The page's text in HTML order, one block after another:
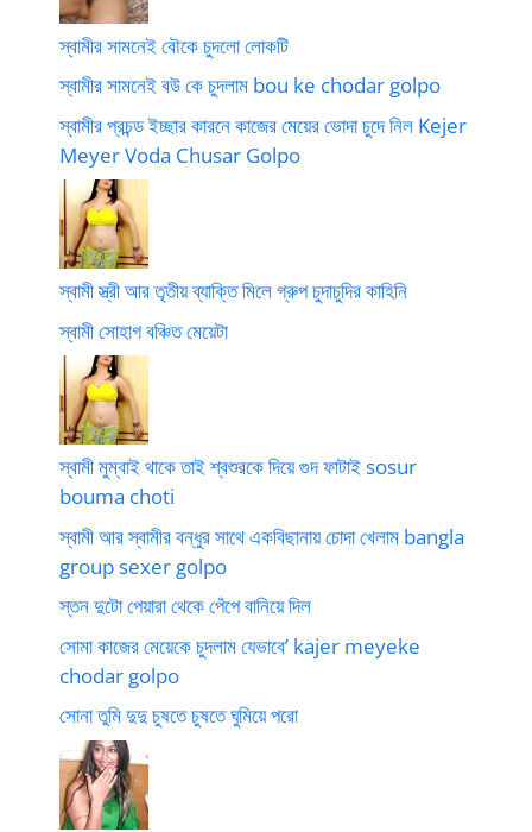
স্বামীর সামনেই বৌকে চুদলো লোকটি
স্বামীর সামনেই বউ কে চুদলাম bou ke chodar golpo
স্বামীর প্রচন্ড ইচ্ছার কারনে কাজের মেয়ের ভোদা চুদে নিল Kejer
Meyer Voda Chusar Golpo
স্বামী স্ত্রী আর তৃতীয় ব্যাক্তি মিলে গ্রুপ চুদাচুদির কাহিনি
স্বামী সোহাগ বঞ্চিত মেয়েটা
স্বামী মুম্বাই থাকে তাই শ্বশুরকে দিয়ে গুদ ফাটাই sosur
bouma choti
স্বামী আর স্বামীর বন্ধুর সাথে একবিছানায় চোদা খেলাম bangla
group sexer golpo
স্তন দুটো পেয়ারা থেকে পেঁপে বানিয়ে দিল
সোমা কাজের মেয়েকে চুদলাম যেভাবে’ kajer meyeke
chodar golpo
সোনা তুমি দুদু চুষতে চুষতে ঘুমিয়ে পরো